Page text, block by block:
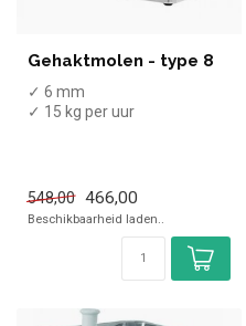
Gehaktmolen - type 8
✓ 6 mm
✓ 15 kg per uur
548,00 466,00
Beschikbaarheid laden..